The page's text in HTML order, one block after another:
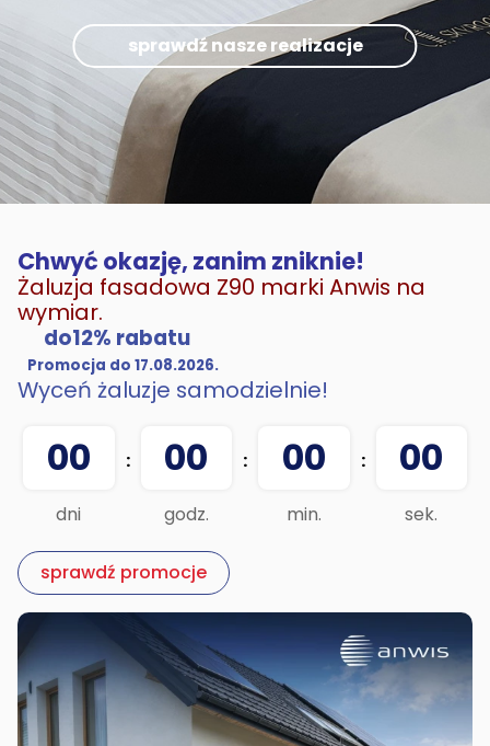
sprawdź nasze realizacje
Chwyć okazję, zanim zniknie!
Żaluzja fasadowa Z90 marki Anwis na
wymiar.
do12% rabatu
Promocja do 17.08.2026.
Wyceń żaluzje samodzielnie!
00
dni
: 00
godz.
: 00
min.
: 00
sek.
sprawdź promocje